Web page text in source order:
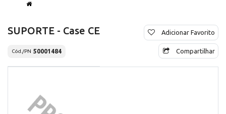
SUPORTE - Case CE
Cód./PN 50001484
Adicionar Favorito
Compartilhar